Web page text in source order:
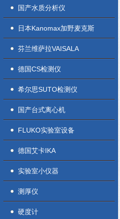
国产水质分析仪
日本Kanomax加野麦克斯
芬兰维萨拉VAISALA
德国CS检测仪
希尔思SUTO检测仪
国产台式离心机
FLUKO实验室设备
德国艾卡IKA
实验室小仪器
测厚仪
硬度计